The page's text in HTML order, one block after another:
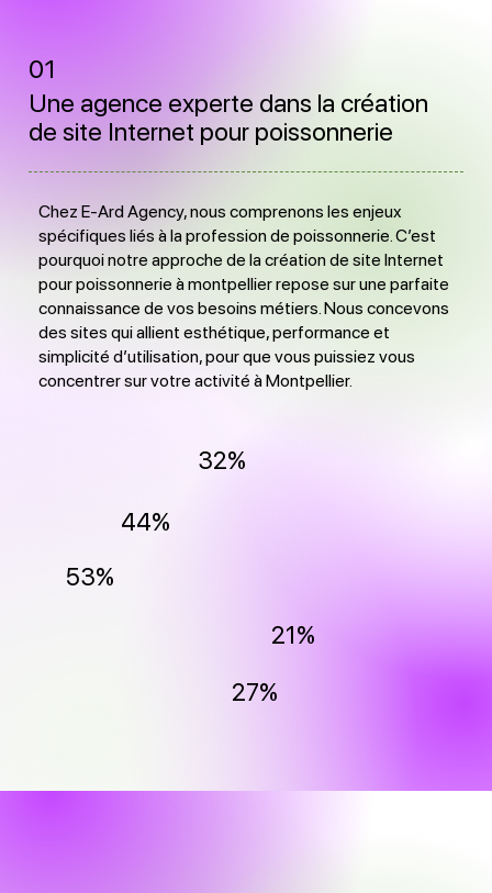
01
Une agence experte dans la création
de site Internet pour poissonnerie
Chez E-Ard Agency, nous comprenons les enjeux
spécifiques liés à la profession de poissonnerie. C’est
pourquoi notre approche de la création de site Internet
pour poissonnerie à montpellier repose sur une parfaite
connaissance de vos besoins métiers. Nous concevons
des sites qui allient esthétique, performance et
simplicité d’utilisation, pour que vous puissiez vous
concentrer sur votre activité à Montpellier.
32%
44%
53%
21%
27%